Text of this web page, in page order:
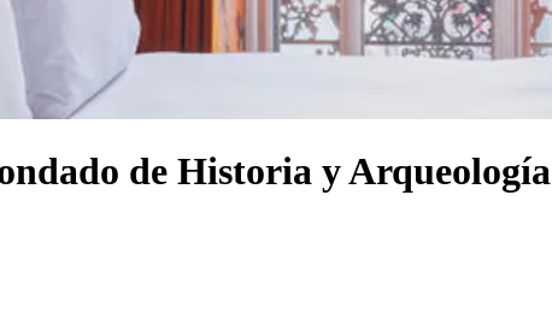
de Historia y Arqueología